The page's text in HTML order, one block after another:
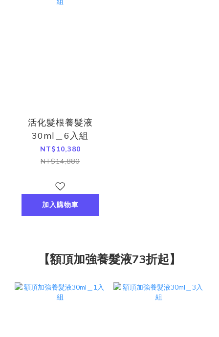
活化髮根養髮液
30ml＿6入組
NT$10,380
NT$14,880
加入購物車
【額頂加強養髮液73折起】